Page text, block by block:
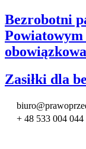
Bezrobotni
Zasiłki dla
+ 48 533 004 044